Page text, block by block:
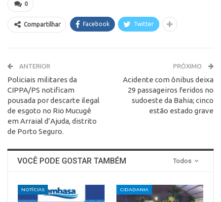
0
Compartilhar Facebook Twitter
ANTERIOR
Policiais militares da
CIPPA/PS notificam
pousada por descarte ilegal
de esgoto no Rio Mucugê
em Arraial d’Ajuda, distrito
de Porto Seguro.
PRÓXIMO
Acidente com ônibus deixa
29 passageiros feridos no
sudoeste da Bahia; cinco
estão estado grave
Todos
VOCÊ PODE GOSTAR TAMBÉM
NOTÍCIAS CIDADANIA